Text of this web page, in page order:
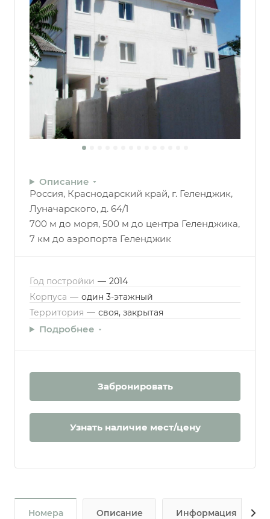
Описание
Россия, Краснодарский край, г. Геленджик,
Луначарского, д. 64/1
700 м до моря, 500 м до центра Геленджика,
7 км до аэропорта Геленджик
Год постройки — 2014
Корпуса — один 3-этажный
Территория — своя, закрытая
Подробнее
Забронировать
Узнать наличие мест/цену
Номера Описание Информация